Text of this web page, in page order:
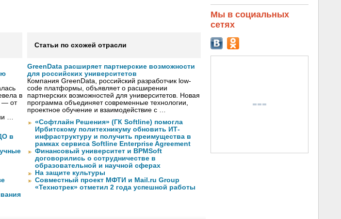
в
— от
…
в
Статьи по схожей отрасли
GreenData расширяет партнерские возможности
для российских университетов
Компания GreenData, российский разработчик low-
code платформы, объявляет о расширении
партнерских возможностей для университетов. Новая
программа объединяет современные технологии,
проектное обучение и взаимодействие с …
«Софтлайн Решения» (ГК Softline) помогла
Ирбитскому политехникуму обновить ИТ-
инфраструктуру и получить преимущества в
рамках сервиса Softline Enterprise Agreement
Финансовый университет и BPMSoft
договорились о сотрудничестве в
образовательной и научной сферах
На защите культуры
Совместный проект МФТИ и Mail.ru Group
«Технотрек» отметил 2 года успешной работы
Мы в социальных
сетях